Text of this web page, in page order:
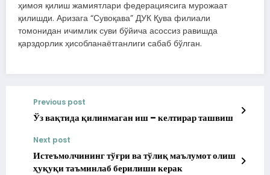
ҳимоя қилиш жамиятлари федерациясига мурожаат
қилишди. Аризага “Сувоқава” ДУК Қува филиали
томонидан ичимлик суви бўйича асоссиз равишда
қарздорлик ҳисобланаётганлиги сабаб бўлган.
Previous post
Ўз вақтида қилинмаган иш – келтирар ташвиш
Next post
Истеъмолчининг тўғри ва тўлиқ маълумот олиш
ҳуқуқи таъминлаб берилиши керак